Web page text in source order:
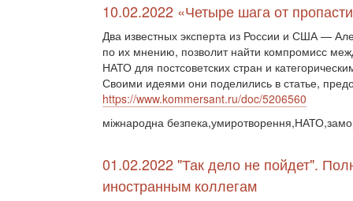
10.02.2022 «Четыре шага от
Два известных эксперта из России и США —
по их мнению, позволит найти компромисс
НАТО для постсоветских стран и
Своими идеями они поделились в статье,
https://www.kommersant.ru/doc/5206560
міжнародна
01.02.2022 "Так дело не пойдет".
иностранным коллегам